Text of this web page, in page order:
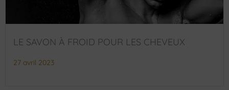
LE SAVON À FROID POUR LES CHEVEUX
27 avril 2023